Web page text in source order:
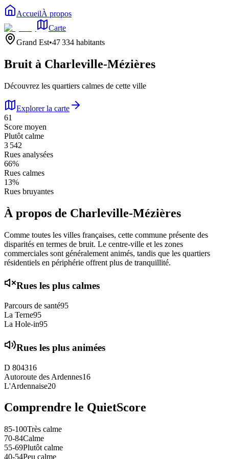
AccueilÀ propos
Carte
Grand Est•47 334 habitants
Bruit à Charleville-Mézières
Découvrez les quartiers calmes de cette ville
Explorer la carte
61
Score moyen
Plutôt calme
3 542
Rues analysées
66%
Rues calmes
13%
Rues bruyantes
À propos de Charleville-Mézières
Comme toutes les villes françaises, cette commune présente des
disparités en termes de bruit. Le centre-ville et les zones
commerciales sont généralement animés, tandis que les quartiers
résidentiels en périphérie offrent plus de tranquillité.
Rues les plus calmes
Parcours de santé95
La Terne95
La Hole-in95
Rues les plus animées
D 804316
Autoroute des Ardennes16
L'Ardennaise20
Comprendre le QuietScore
85-100Très calme
70-84Calme
55-69Plutôt calme
40-54Peu calme